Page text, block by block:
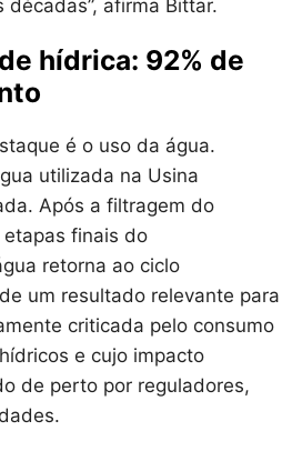
afirma Bittar.
hídrica: 92% de
é o uso da água.
utilizada na Usina
Após a filtragem do
finais do
retorna ao ciclo
um resultado relevante para
criticada pelo consumo
e cujo impacto
de perto por reguladores,